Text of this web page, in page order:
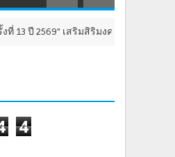
เสริมสิริมงคล เติมพลังใจ 8-9 สิงหาค
4